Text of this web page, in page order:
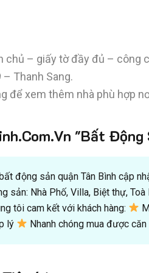
chủ – giấy tờ đầy đủ – công
– Thanh Sang.
để xem thêm nhà phù hợp
"Bất
động sản quận Tân Bình cập
sản: Nhà Phố, Villa, Biệt thự,
tôi cam kết với khách hàng:
lý
Nhanh chóng mua được căn